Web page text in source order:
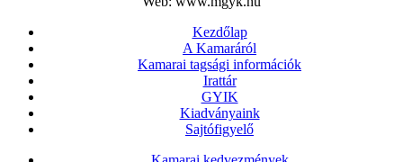
Kezdőlap
A Kamaráról
Kamarai tagsági információk
Irattár
GYIK
Kiadványaink
Sajtófigyelő